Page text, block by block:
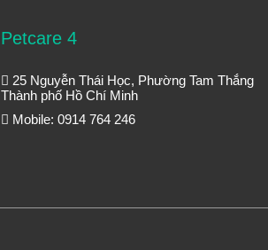
Petcare 4
25 Nguyễn Thái Học, Phường Tam Thắng
Thành phố Hồ Chí Minh
Mobile: 0914 764 246